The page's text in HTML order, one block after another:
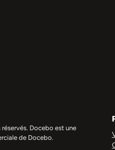
Docebo est une
de Docebo.